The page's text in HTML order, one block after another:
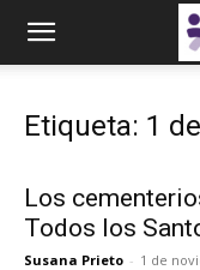
Etiqueta: 1
Los
Todos los
Susana Prieto - 1 de